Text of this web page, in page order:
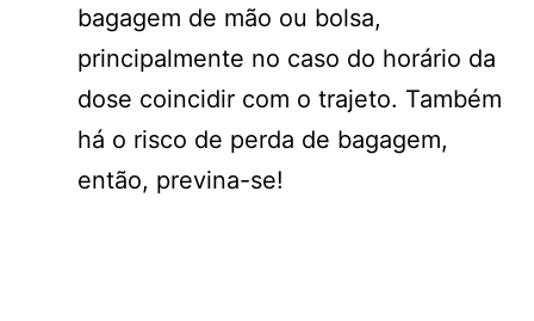
bagagem de mão ou bolsa,
principalmente no caso do horário da
dose coincidir com o trajeto. Também
há o risco de perda de bagagem,
então, previna-se!